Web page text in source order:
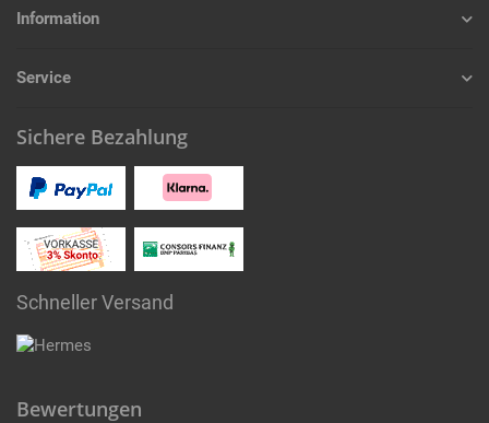
Information
Service
Sichere Bezahlung
Schneller Versand
Bewertungen